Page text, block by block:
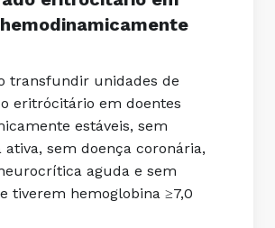
transfundir unidades de
eritrócitário em doentes
estáveis, sem
ativa, sem doença coronária,
aguda e sem
tiverem hemoglobina ≥7,0